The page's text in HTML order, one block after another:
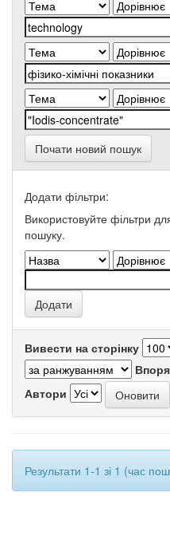
Почати новий пошук
Додати фільтри:
Використовуйте фільтри
пошуку.
Вивести на сторінку
Автори
Результати 1-1 зі 1 (час